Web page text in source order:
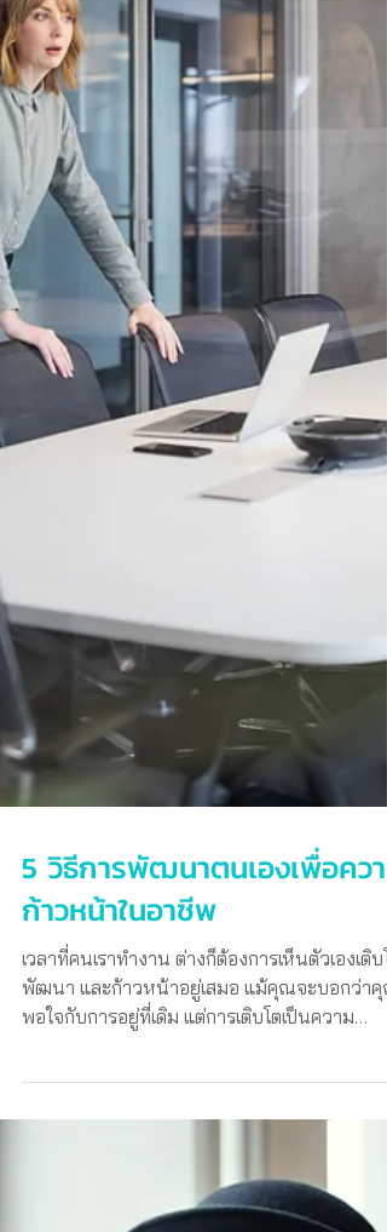
5 วิธีการพัฒนาตนเองเพื่อความ
ก้าวหน้าในอาชีพ
พัฒนา และก้าวหน้าอยู่เสมอ แม้คุณจะบอกว่าคุณ